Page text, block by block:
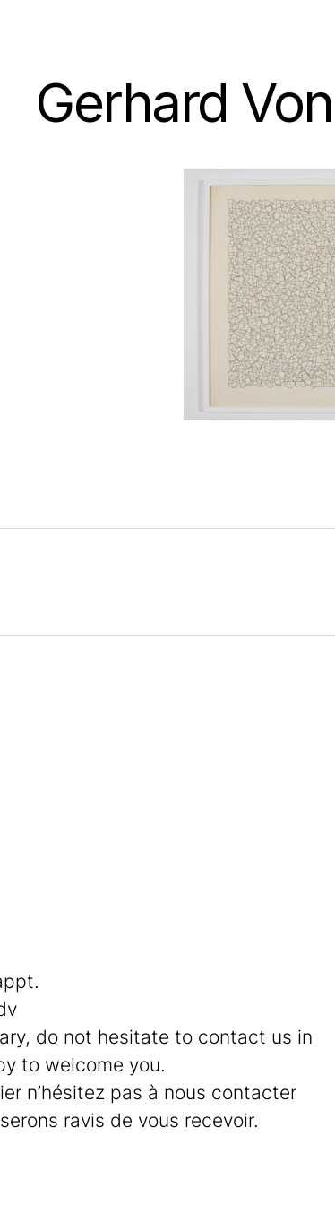
Gerhard
do not hesitate to contact us in
to welcome you.
n’hésitez pas à nous contacter
ravis de vous recevoir.